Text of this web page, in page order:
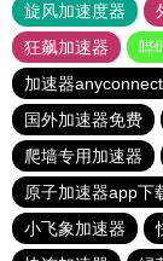
旋风加速度器
狂飙加速器
哔
加速器anyconnect
国外加速器免费
爬墙专用加速器
原子加速器app下
小飞象加速器